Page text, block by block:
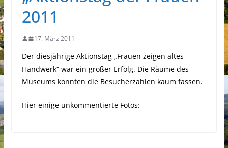
2011
17. März 2011
Der diesjährige Aktionstag „Frauen zeigen altes
Handwerk“ war ein großer Erfolg. Die Räume des
Museums konnten die Besucherzahlen kaum fassen.
Hier einige unkommentierte Fotos: